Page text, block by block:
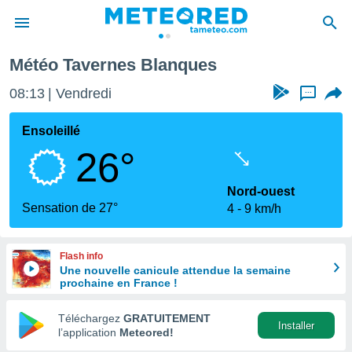
de
en
Météo Tavernes Blanques
08:13 Vendredi ...
Ensoleillé
26°
Sensation de 27°
Nord-ouest
4
9 km/h
Flash info
Une nouvelle canicule attendue la semaine
prochaine en France !
Téléchargez GRATUITEMENT
l’application Meteored!
Installer